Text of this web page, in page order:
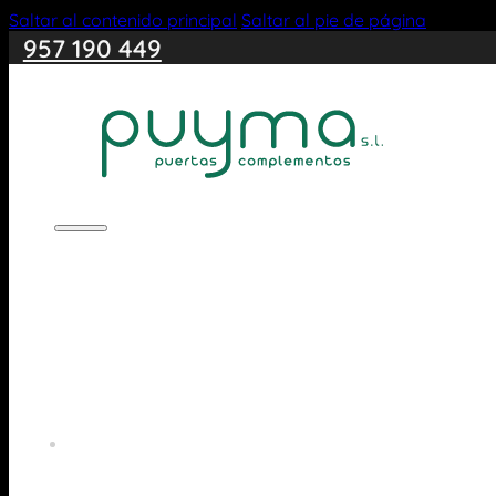
Saltar al contenido principal Saltar al pie de página
957 190 449